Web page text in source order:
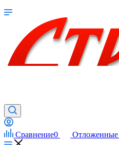
Сравнение0 Отложенные